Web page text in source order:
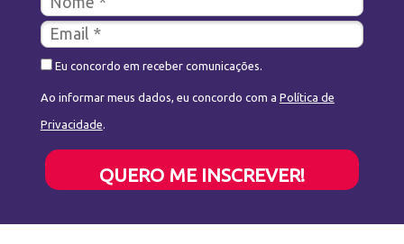
Eu concordo em receber comunicações.
Ao informar meus dados, eu concordo com a Política de
Privacidade.
QUERO ME INSCREVER!